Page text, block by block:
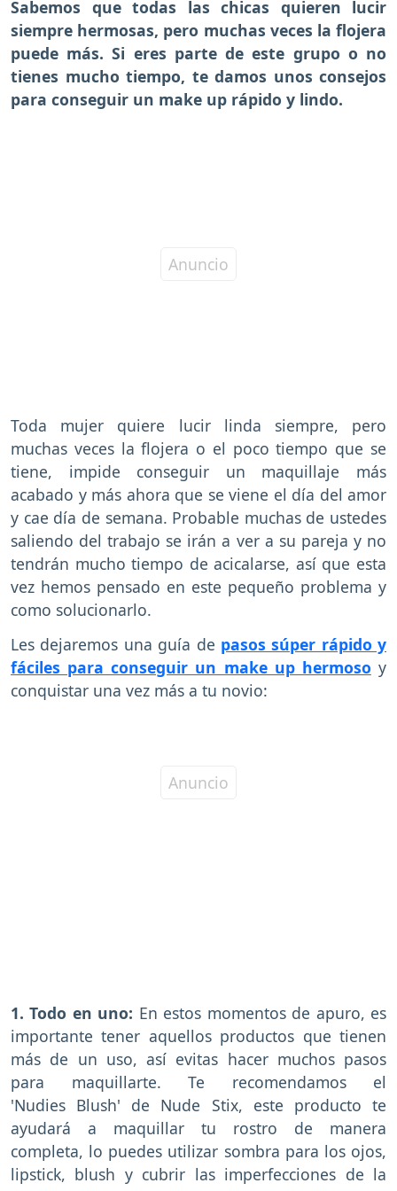
Sabemos que todas las chicas quieren lucir
siempre hermosas, pero muchas veces la flojera
puede más. Si eres parte de este grupo o no
tienes mucho tiempo, te damos unos consejos
para conseguir un make up rápido y lindo.
Toda mujer quiere lucir linda siempre, pero
muchas veces la flojera o el poco tiempo que se
tiene, impide conseguir un maquillaje más
acabado y más ahora que se viene el día del amor
y cae día de semana. Probable muchas de ustedes
saliendo del trabajo se irán a ver a su pareja y no
tendrán mucho tiempo de acicalarse, así que esta
vez hemos pensado en este pequeño problema y
como solucionarlo.
Les dejaremos una guía de pasos súper rápido y
fáciles para conseguir un make up hermoso y
conquistar una vez más a tu novio:
1. Todo en uno: En estos momentos de apuro, es
importante tener aquellos productos que tienen
más de un uso, así evitas hacer muchos pasos
para maquillarte. Te recomendamos el
'Nudies Blush' de Nude Stix, este producto te
ayudará a maquillar tu rostro de manera
completa, lo puedes utilizar sombra para los ojos,
lipstick, blush y cubrir las imperfecciones de la